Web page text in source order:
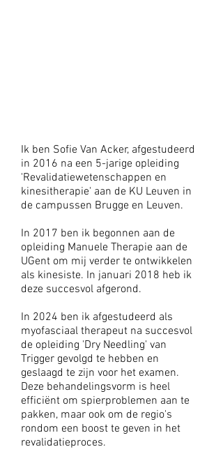
Ik ben Sofie Van Acker, afgestudeerd
in 2016 na een 5-jarige opleiding
'Revalidatiewetenschappen en
kinesitherapie' aan de KU Leuven in
de campussen Brugge en Leuven.
​In 2017 ben ik begonnen aan de
opleiding Manuele Therapie aan de
UGent om mij verder te ontwikkelen
als kinesiste. In januari 2018 heb ik
deze succesvol afgerond.
In 2024 ben ik afgestudeerd als
myofasciaal therapeut na succesvol
de opleiding 'Dry Needling' van
Trigger gevolgd te hebben en
geslaagd te zijn voor het examen.
Deze behandelingsvorm is heel
efficiënt om spierproblemen aan te
pakken, maar ook om de regio's
rondom een boost te geven in het
revalidatieproces.